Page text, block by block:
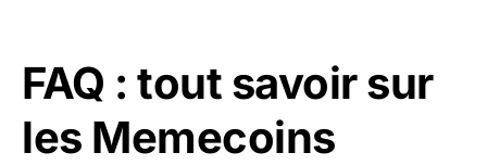
FAQ : tout savoir sur
les Memecoins